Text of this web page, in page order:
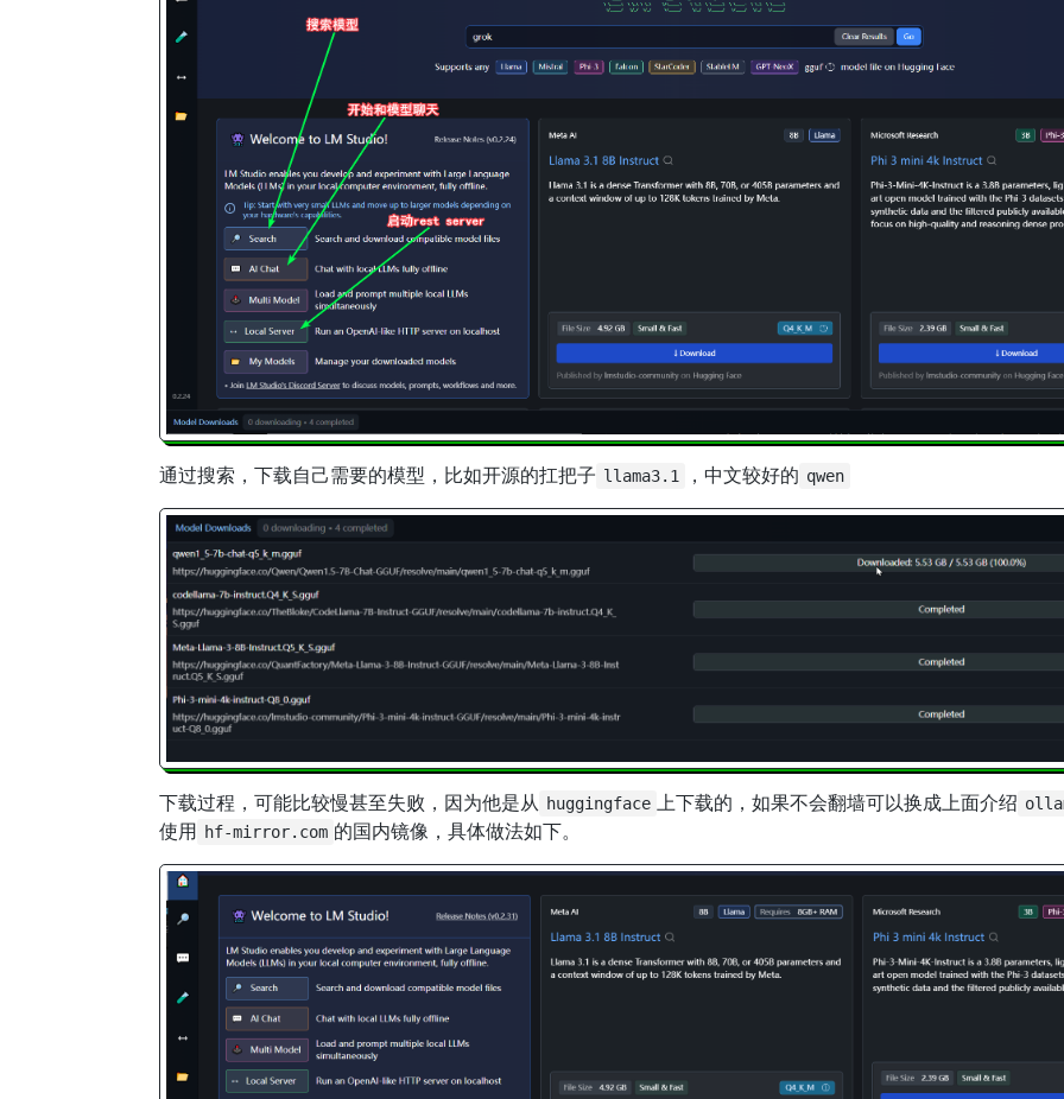
通过搜索，下载自己需要的模型，比如开源的扛把子 llama3.1 ，中文较好的 qwen
下载过程，可能比较慢甚至失败，因为他是从 huggingface 上下载的，如果不会翻墙可以换成上面介绍
使用 hf-mirror.com 的国内镜像，具体做法如下。